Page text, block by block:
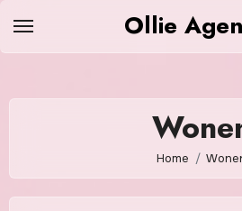
Ollie
Home